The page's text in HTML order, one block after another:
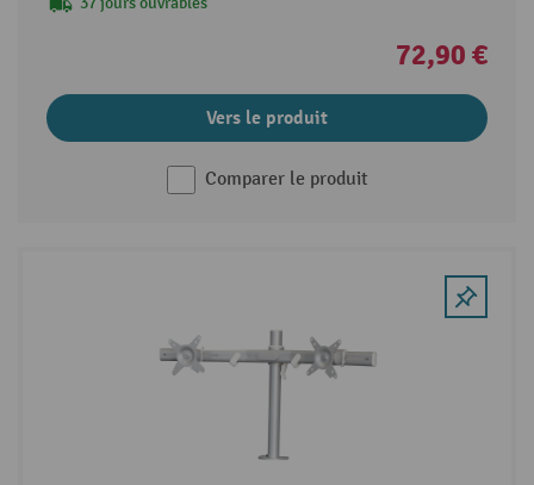
72,90 €
Vers le produit
Comparer le produit